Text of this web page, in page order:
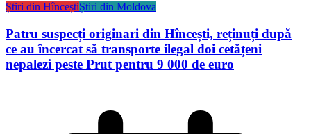
Știri din HînceștiȘtiri din Moldova
Patru suspecți originari din Hîncești, reținuți după
ce au încercat să transporte ilegal doi cetățeni
nepalezi peste Prut pentru 9 000 de euro